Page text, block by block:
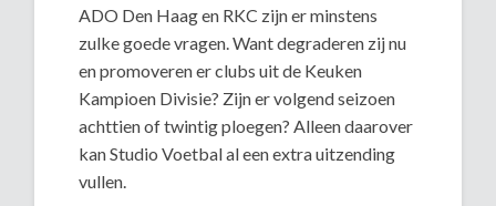
ADO Den Haag en RKC zijn er minstens
zulke goede vragen. Want degraderen zij nu
en promoveren er clubs uit de Keuken
Kampioen Divisie? Zijn er volgend seizoen
achttien of twintig ploegen? Alleen daarover
kan Studio Voetbal al een extra uitzending
vullen.